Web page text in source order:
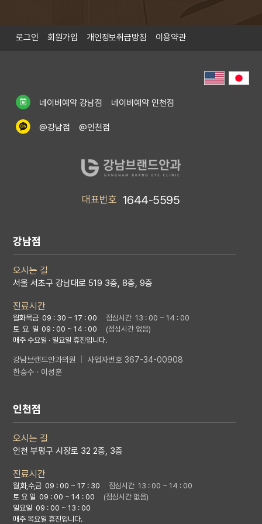
v
i t
로그인 회원가입 개인정보취급방침 이용약관
네이버예약 강남점 네이버예약 인천점
@강남점 @인천점
대표번호 1644-5595
강남점
오시는 길
서울 서초구 강남대로 519 3층, 8층, 9층
진료시간
월화목금 09 : 30 ~ 17 : 00
점심시간 13 : 00 ~ 14 : 00
토 요 일 09 : 00 ~ 14 : 00
(점심시간 없음)
매주 수요일 · 일요일 휴진입니다.
강남브랜드안과의원
사업자번호 367-34-00908
한승수 · 이성훈
인천점
오시는 길
인천 부평구 시장로 32 2층, 3층
진료시간
월,화,수,금09 : 00 ~ 17 : 30
점심시간 13 : 00 ~ 14 : 00
토 요 일 09 : 00 ~ 14 : 00
(점심시간 없음)
일요일 09 : 00 ~ 13 : 00
매주 목요일 휴진입니다.